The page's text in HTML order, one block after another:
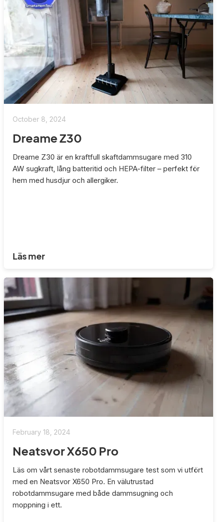
October 8, 2024
Dreame Z30
Dreame Z30 är en kraftfull skaftdammsugare med 310
AW sugkraft, lång batteritid och HEPA-filter – perfekt för
hem med husdjur och allergiker.
Läs mer
February 18, 2024
Neatsvor X650 Pro
Läs om vårt senaste robotdammsugare test som vi utfört
med en Neatsvor X650 Pro. En välutrustad
robotdammsugare med både dammsugning och
moppning i ett.